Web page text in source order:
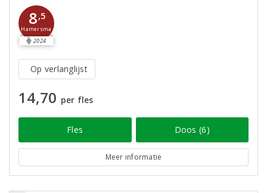
8,5
Hamersma
2024
Op verlanglijst
14,70 per fles
Fles Doos (6)
Meer informatie